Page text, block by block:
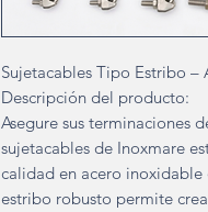
Sujetacables Tipo Estribo –
Descripción del producto:
Asegure sus terminaciones
sujetacables de Inoxmare
calidad en acero inoxidable
estribo robusto permite